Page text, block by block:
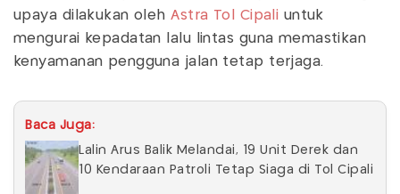
upaya dilakukan olehAstra Tol Cipali untuk
mengurai kepadatan lalu lintas guna memastikan
kenyamanan pengguna jalan tetap terjaga.
Baca Juga:
Lalin Arus Balik Melandai, 19 Unit Derek dan
10 Kendaraan Patroli Tetap Siaga di Tol Cipali